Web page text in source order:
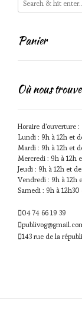
Panier
Où nous
Horaire d'ouverture :
Lundi : 9h à 12h et
Mardi : 9h à 12h et
Mercredi : 9h à 12h
Jeudi : 9h à 12h et
Vendredi : 9h à 12h
Samedi : 9h à
04 74 66 19 39
143 rue de la